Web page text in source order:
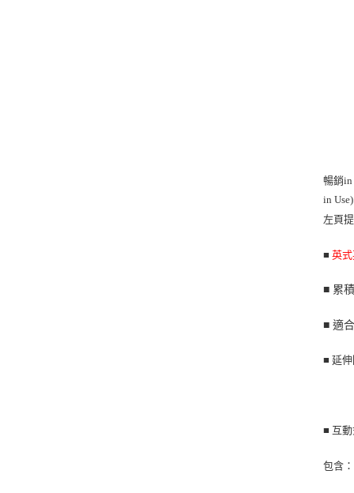
暢銷in
in
左頁
■英
■ 累
■適
■ 延
■ 互
包含：